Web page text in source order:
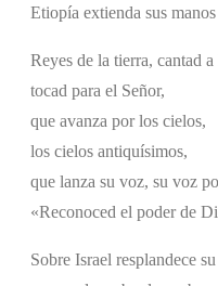
Etiopía extienda sus
Reyes de la tierra, cantad
tocad para el Señor,
que avanza por los cielos,
los cielos antiquísimos,
que lanza su voz, su voz
«Reconoced el poder de
Sobre Israel resplandece